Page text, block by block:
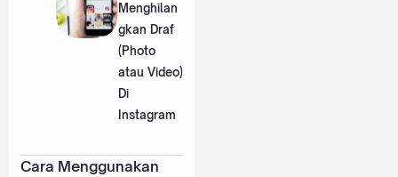
Menghilan
gkan Draf
(Photo
atau Video)
Di
Instagram
Cara Menggunakan